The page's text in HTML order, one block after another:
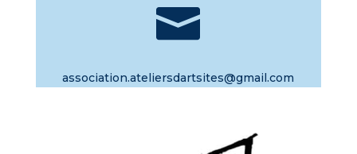

association.ateliersdartsites@gmail.com